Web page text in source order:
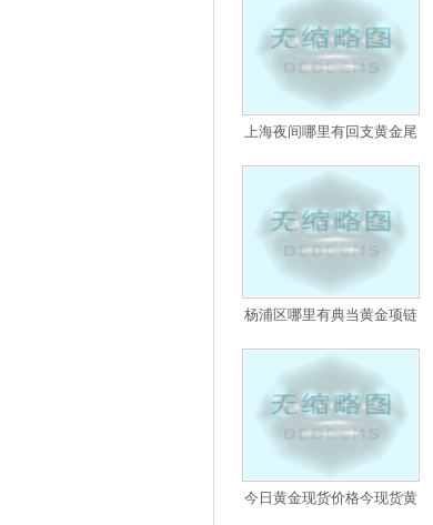
上海夜间哪里有回支黄金尾
杨浦区哪里有典当黄金项链
今日黄金现货价格今现货黄